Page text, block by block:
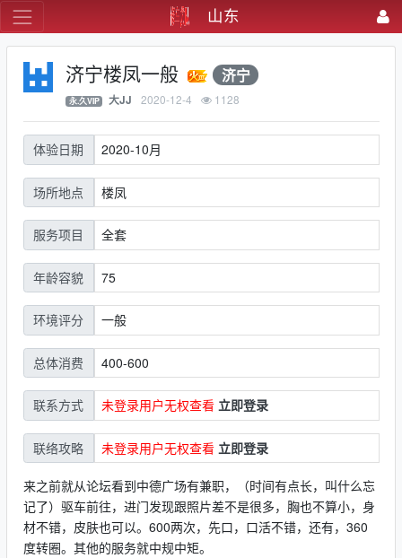
山东
济宁楼凤一般 济宁
永.久VIP 大JJ 2020-12-4 1128
体验日期 2020-10月
场所地点 楼凤
服务项目 全套
年龄容貌 75
环境评分 一般
总体消费 400-600
联系方式 未登录用户无权查看 立即登录
联络攻略 未登录用户无权查看 立即登录
来之前就从论坛看到中德广场有兼职，（时间有点长，叫什么忘
记了）驱车前往，进门发现跟照片差不是很多，胸也不算小，身
材不错，皮肤也可以。600两次，先口，口活不错，还有，360
度转圈。其他的服务就中规中矩。